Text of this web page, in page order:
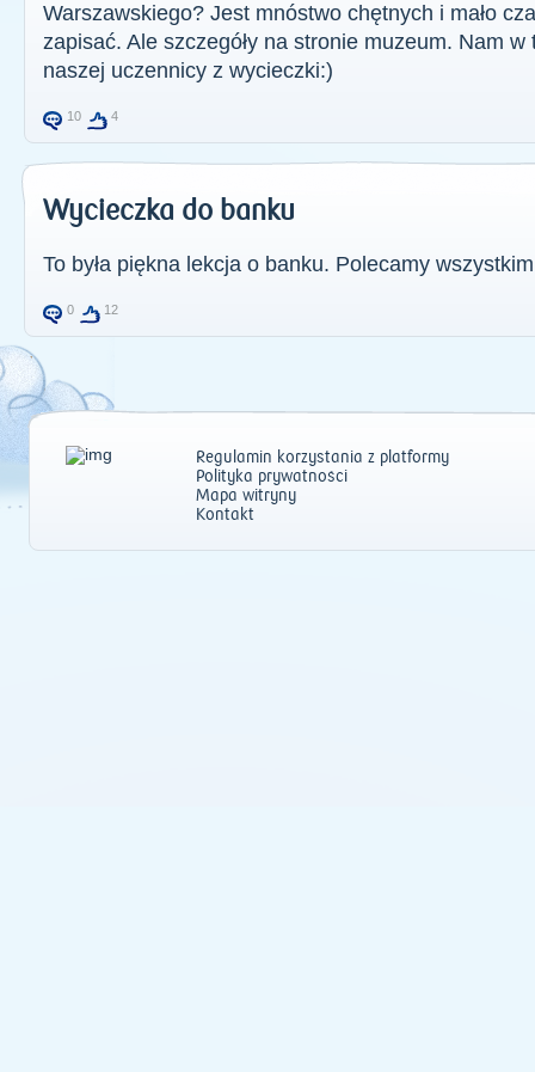
Warszawskiego? Jest mnóstwo chętnych i mało
zapisać. Ale szczegóły na stronie muzeum. Nam
naszej uczennicy z wycieczki:)
10 4
Wycieczka do banku
To była piękna lekcja o banku. Polecamy
0 12
Regulamin korzystania z platformy
Polityka prywatności
Mapa witryny
Kontakt